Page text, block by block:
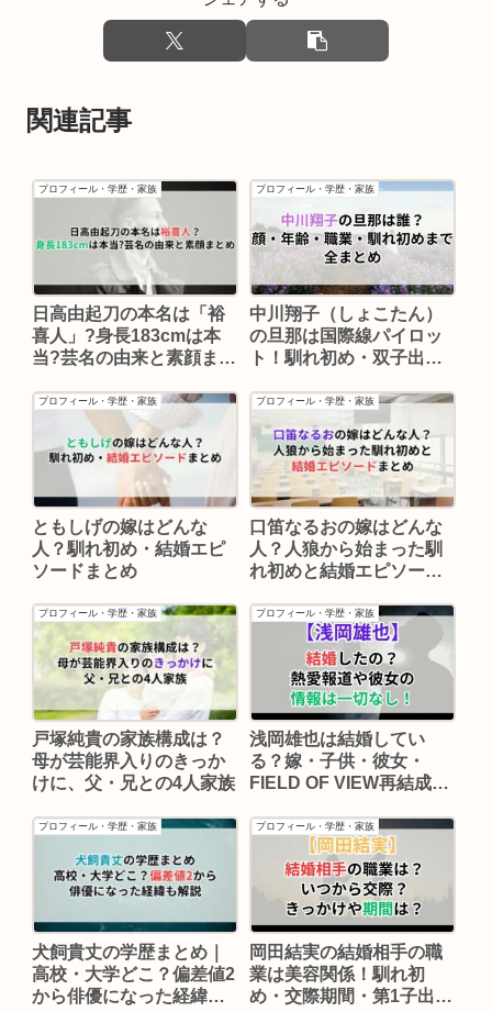
関連記事
プロフィール・学歴・家族
日高由起刀の本名は「裕
喜人」?身長183cmは本
当?芸名の由来と素顔まと
プロフィール・学歴・家族
中川翔子（しょこたん）
の旦那は国際線パイロッ
ト！馴れ初め・双子出
全まとめ【2026年最新】
プロフィール・学歴・家族
ともしげの嫁はどんな
人？馴れ初め・結婚エピ
ソードまとめ
プロフィール・学歴・家族
口笛なるおの嫁はどんな
人？人狼から始まった馴
れ初めと結婚エピソード
プロフィール・学歴・家族
戸塚純貴の家族構成は？
母が芸能界入りのきっか
けに、父・兄との4人家族
プロフィール・学歴・家族
浅岡雄也は結婚してい
る？嫁・子供・彼女・
FIELD OF VIEW再結成ま
プロフィール・学歴・家族
犬飼貴丈の学歴まとめ｜
高校・大学どこ？偏差値2
から俳優になった経緯も
プロフィール・学歴・家族
岡田結実の結婚相手の職
業は美容関係！馴れ初
め・交際期間・第1子出産